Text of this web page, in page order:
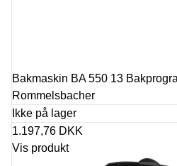
Bakmaskin BA 550 13
Rommelsbacher
Ikke på lager
1.197,76 DKK
Vis produkt